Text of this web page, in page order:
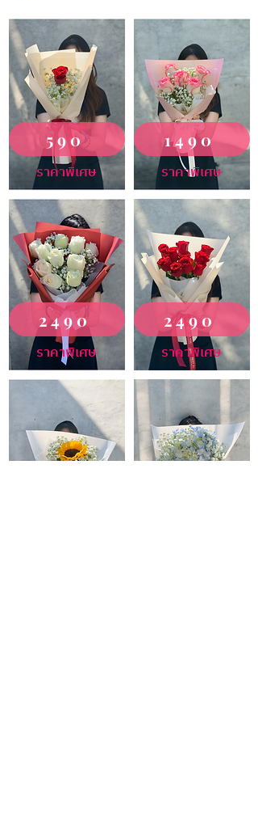
590
ราคาพิเศษ
2490
ราคาพิเศษ
1490
ราคาพิเศษ
2490
ราคาพิเศษ